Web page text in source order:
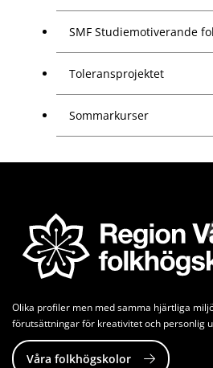
SMF Studiemotiverande
Toleransprojektet
Sommarkurser
Olika profiler men med samma hjärtliga
förutsättningar för kreativitet och personlig
Våra folkhögskolor